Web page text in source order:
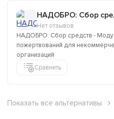
НАДОБРО: Сбор
Нет отзывов
НАДОБРО: Сбор средств -
пожертвований для
организаций
Сравнить
Показать все альтернативы